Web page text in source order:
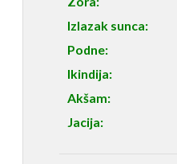
Izlazak sunca:
Podne:
Ikindija:
Akšam:
Jacija: